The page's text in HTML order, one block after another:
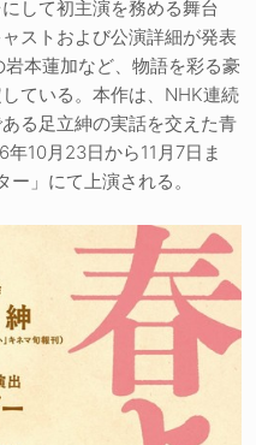
して初主演を務める舞台
ストおよび公演詳細が発表
本蓮加など、物語を彩る豪
ている。本作は、NHK連続
る足立紳の実話を交えた青
10月23日から11月7日ま
」にて上演される。